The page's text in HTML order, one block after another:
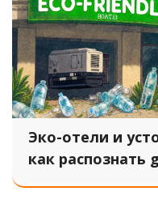
Эко-отели и
как распознать